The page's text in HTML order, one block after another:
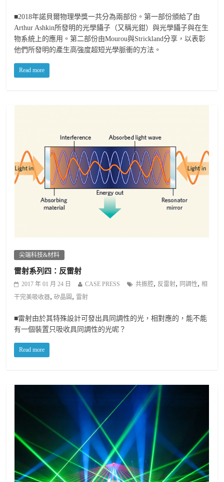
■2018年諾貝爾物理學獎一共分為兩部份。第一部份頒給了由
Arthur Ashkin所發明的光學鑷子（又稱光鉗）與光學鑷子與在生
物系統上的應用。第二部份由Mourou與Strickland分享，以表彰
他們所發明的產生高強度超短光學脈衝的方法。
Read more
尖端科技&材料
雷射系列四：反雷射
2017 年 01 月 24 日 CASE PRESS 共振腔, 反雷射, 同調性,相
干完美吸收器,矽晶圓 , 雷射
■雷射由於其特殊設計可發出具同調性的光，相對應的，能不能
有一個裝置只吸收具同調性的光呢？
Read more